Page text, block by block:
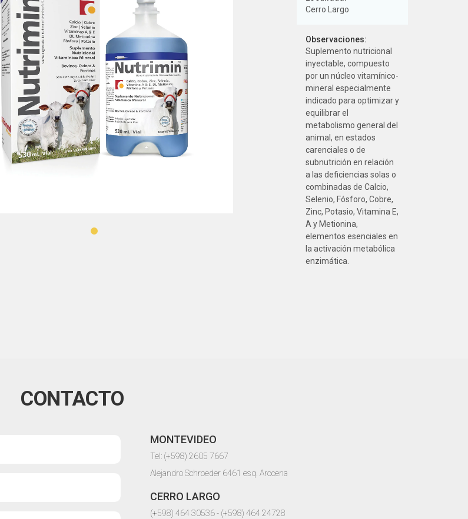
Cerro Largo
Observaciones:
Suplemento nutricional
inyectable, compuesto
por un núcleo vitamínico-
mineral especialmente
indicado para optimizar y
equilibrar el
metabolismo general del
animal, en estados
carenciales o de
subnutrición en relación
a las deficiencias solas o
combinadas de Calcio,
Selenio, Fósforo, Cobre,
Zinc, Potasio, Vitamina E,
A y Metionina,
elementos esenciales en
la activación metabólica
enzimática.
CONTACTO
MONTEVIDEO
Tel: (+598) 2605 7667
Alejandro Schroeder 6461 esq. Arocena
CERRO LARGO
(+598) 464 30536 - (+598) 464 24728